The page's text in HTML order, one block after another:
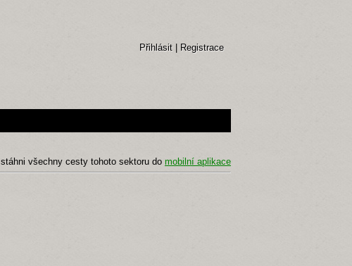
Přihlásit Registrace
stáhni všechny cesty tohoto sektoru do mobilní aplikace